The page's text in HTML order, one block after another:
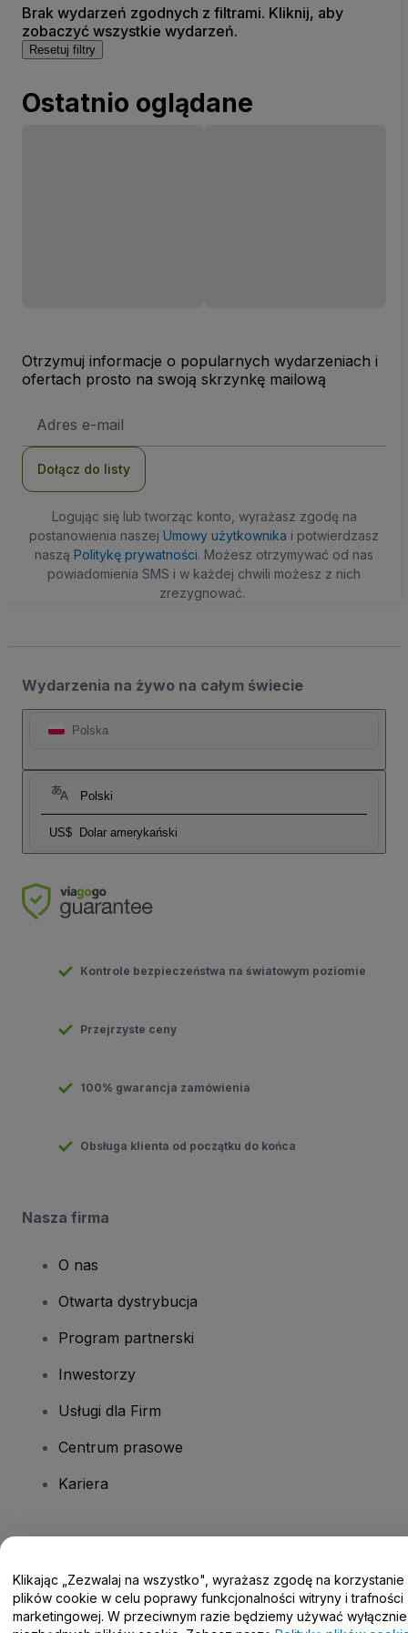
Brak wydarzeń zgodnych z filtrami. Kliknij, aby
zobaczyć wszystkie wydarzeń.
Resetuj filtry
Ostatnio oglądane
Otrzymuj informacje o popularnych wydarzeniach i
ofertach prosto na swoją skrzynkę mailową
e-
Dołącz do listy
Logując się lub tworząc konto, wyrażasz zgodę na
postanowienia naszej Umowy użytkownika i potwierdzasz
naszą Politykę prywatności. Możesz otrzymywać od nas
powiadomienia SMS i w każdej chwili możesz z nich
zrezygnować.
Wydarzenia na żywo na całym świecie
Polska
Polski
US$ Dolar amerykański
Kontrole bezpieczeństwa na światowym poziomie
Przejrzyste ceny
100% gwarancja zamówienia
Obsługa klienta od początku do końca
Nasza firma
O nas
Otwarta dystrybucja
Program partnerski
Inwestorzy
Usługi dla Firm
Centrum prasowe
Kariera
Centrum pomocy / Skontaktuj się z nami
Klikając „Zezwalaj na wszystko", wyrażasz zgodę na korzystanie
plików cookie w celu poprawy funkcjonalności witryny i trafności
marketingowej. W przeciwnym razie będziemy używać wyłącznie